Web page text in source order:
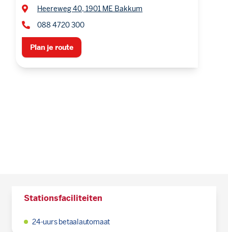
Heereweg 40, 1901 ME Bakkum
088 4720 300
Plan je route
Stationsfaciliteiten
24-uurs betaalautomaat